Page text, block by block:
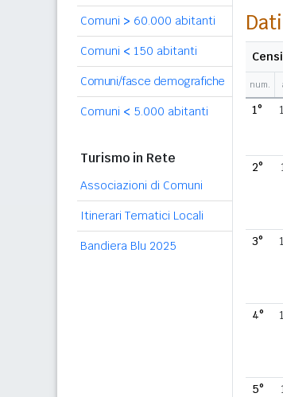
Comuni > 60.000 abitanti
Comuni < 150 abitanti
Comuni/fasce demografiche
Comuni < 5.000 abitanti
Turismo in Rete
Associazioni di Comuni
Itinerari Tematici Locali
Bandiera Blu 2025
num.
1°
2°
3°
4°
5°